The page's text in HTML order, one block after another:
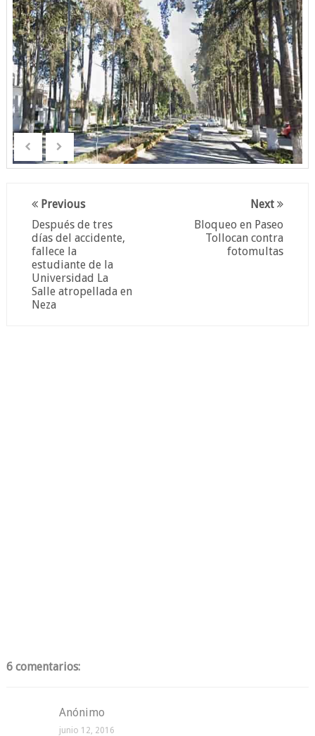
Next
Bloqueo en Paseo
Tollocan contra
fotomultas
Previous
Después de tres
días del accidente,
fallece la
estudiante de la
Universidad La
Salle atropellada en
Neza
6 comentarios:
Anónimo
junio 12, 2016